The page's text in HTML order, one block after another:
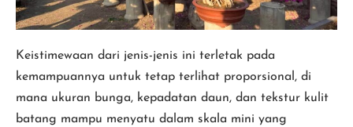
Keistimewaan dari jenis-jenis ini terletak pada
kemampuannya untuk tetap terlihat proporsional, di
mana ukuran bunga, kepadatan daun, dan tekstur kulit
batang mampu menyatu dalam skala mini yang